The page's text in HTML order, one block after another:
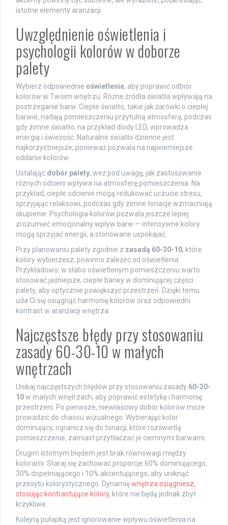
istotne elementy aranżacji.
Uwzględnienie oświetlenia i
psychologii kolorów w doborze
palety
Wybierz odpowiednie oświetlenie, aby poprawić odbiór
kolorów w Twoim wnętrzu. Różne źródła światła wpływają na
postrzeganie barw. Ciepłe światło, takie jak żarówki o ciepłej
barwie, nadają pomieszczeniu przytulną atmosferę, podczas
gdy zimne światło, na przykład diody LED, wprowadza
energię i świeżość. Naturalne światło dzienne jest
najkorzystniejsze, ponieważ pozwala na najwierniejsze
oddanie kolorów.
Ustalając dobór palety, weź pod uwagę, jak zastosowanie
różnych odcieni wpływa na atmosferę pomieszczenia. Na
przykład, ciepłe odcienie mogą redukować uczucie stresu,
sprzyjając relaksowi, podczas gdy zimne tonacje wzmacniają
skupienie. Psychologia kolorów pozwala jeszcze lepiej
zrozumieć emocjonalny wpływ barw — intensywne kolory
mogą sprzyjać energii, a stonowane uspokajać.
Przy planowaniu palety zgodnie z zasadą 60-30-10, które
kolory wybierzesz, powinno zależeć od oświetlenia.
Przykładowo, w słabo oświetlonym pomieszczeniu warto
stosować jaśniejsze, ciepłe barwy w dominującej części
palety, aby optycznie powiększyć przestrzeń. Dzięki temu
uda Ci się osiągnąć harmonię kolorów oraz odpowiedni
kontrast w aranżacji wnętrza.
Najczęstsze błędy przy stosowaniu
zasady 60-30-10 w małych
wnętrzach
Unikaj najczęstszych błędów przy stosowaniu zasady 60-30-
10w małych wnętrzach, aby poprawić estetykę i harmonię
przestrzeni. Po pierwsze, niewłaściwy dobór kolorów może
prowadzić do chaosu wizualnego. Wybierając kolor
dominujący, ogranicz się do tonacji, które rozświetlą
pomieszczenie, zamiast przytłaczać je ciemnymi barwami.
Drugim istotnym błędem jest brak równowagi między
kolorami. Staraj się zachować proporcje 60% dominującego,
30% dopełniającego i 10% akcentującego, aby uniknąć
przesytu kolorystycznego. Dynamięwnętrza osiągniesz,
stosując kontrastujące kolory, które nie będą jednak zbyt
krzykliwe.
Kolejną pułapką jest ignorowanie wpływu oświetlenia na